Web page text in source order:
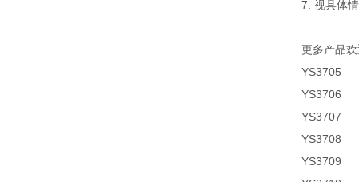
7. 视具体
更多产品
YS3705
YS3706
YS3707
YS3708
YS3709